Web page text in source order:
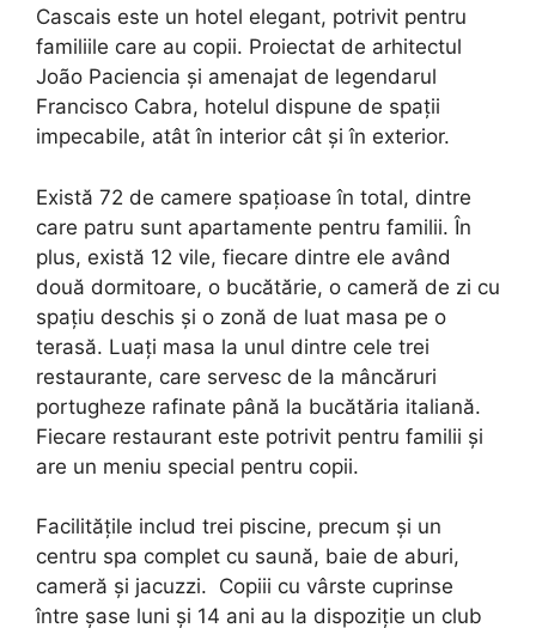
Cascais este un hotel elegant, potrivit pentru
familiile care au copii. Proiectat de arhitectul
João Paciencia și amenajat de legendarul
Francisco Cabra, hotelul dispune de spații
impecabile, atât în interior cât și în exterior.
Există 72 de camere spațioase în total, dintre
care patru sunt apartamente pentru familii. În
plus, există 12 vile, fiecare dintre ele având
două dormitoare, o bucătărie, o cameră de zi cu
spațiu deschis și o zonă de luat masa pe o
terasă. Luați masa la unul dintre cele trei
restaurante, care servesc de la mâncăruri
portugheze rafinate până la bucătăria italiană.
Fiecare restaurant este potrivit pentru familii și
are un meniu special pentru copii.
Facilitățile includ trei piscine, precum și un
centru spa complet cu saună, baie de aburi,
cameră și jacuzzi. Copiii cu vârste cuprinse
între șase luni și 14 ani au la dispoziție un club